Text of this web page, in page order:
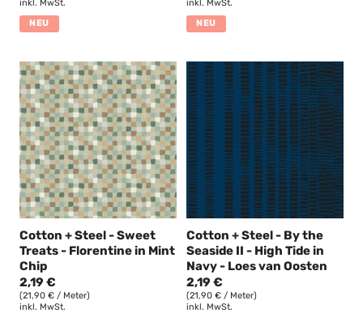
inkl. MwSt.
NEU
inkl. MwSt.
NEU
Cotton + Steel - Sweet
Treats - Florentine in Mint
Chip
2,19 €
(21,90 € / Meter)
inkl. MwSt.
Cotton + Steel - By the
Seaside II - High Tide in
Navy - Loes van Oosten
2,19 €
(21,90 € / Meter)
inkl. MwSt.